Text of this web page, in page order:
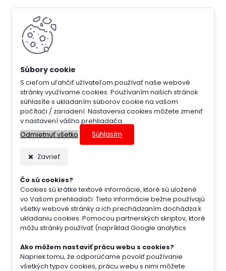
S cieľom uľahčiť užívateľom používať naše webové
stránky využívame cookies. Používaním našich stránok
súhlasíte s ukladaním súborov cookie na vašom
počítači / zariadení. Nastavenia cookies môžete zmeniť
v nastavení vášho prehliadača.
Odmietnuť všetko
Súhlasím
Zavrieť
Čo sú cookies?
Cookies sú krátke textové informácie, ktoré sú uložené
vo Vašom prehliadači. Tieto informácie bežne používajú
všetky webové stránky a ich prechádzaním dochádza k
ukladaniu cookies. Pomocou partnerských skriptov, ktoré
môžu stránky používať (napríklad Google analytics
Ako môžem nastaviť prácu webu s cookies?
Napriek tomu, že odporúčame povoliť používanie
všetkých typov cookies, prácu webu s nimi môžete